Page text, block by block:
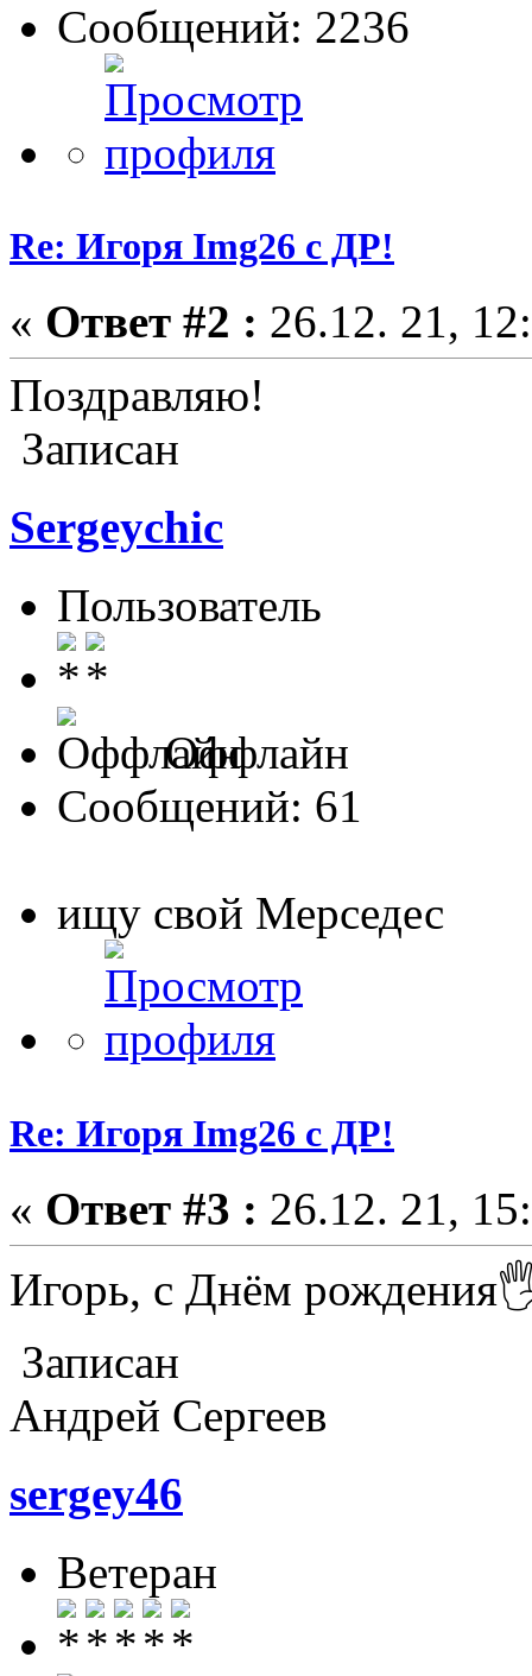
Сообщений: 2236
Re: Игоря Img26 с ДР!
« Ответ #2 : 26.12. 21,
Поздравляю!
Записан
Sergeychic
Пользователь
Оффлайн
Сообщений: 61
ищу свой Мерседес
Re: Игоря Img26 с ДР!
« Ответ #3 : 26.12. 21,
Игорь, с Днём
Записан
Андрей Сергеев
sergey46
Ветеран